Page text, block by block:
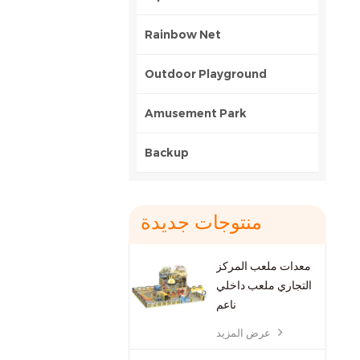
Rainbow Net
Outdoor Playground
Amusement Park
Backup
منتوجات جديدة
معدات ملعب المركز
التجاري ملعب داخلي
ناعم
عرض المزيد